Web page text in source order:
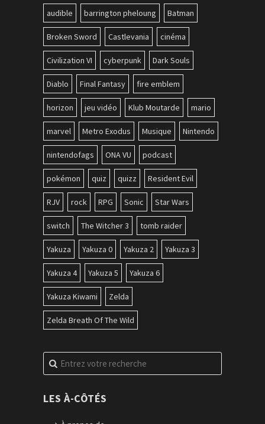
audible barrington pheloung Batman
Broken Sword Castlevania cinéma
Civilization VI cyberpunk Dark Souls
Diablo Final Fantasy fire emblem
horizon jeu vidéo Klub Moutarde mario
marvel Metro Exodus Musique Nintendo
nintendofags ONA VU podcast
pokémon quiz quizz Resident Evil
RJV rock RPG Sonic Star Wars
switch The Witcher 3 tomb raider
Yakuza Yakuza 0 Yakuza 2 Yakuza 3
Yakuza 4 Yakuza 5 Yakuza 6
Yakuza Kiwami Zelda
Zelda Breath Of The Wild
Recherche
pour
LES À-CÔTÉS